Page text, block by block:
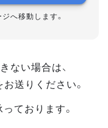
へ移動します。
ない場合は、
送りください。
ております。